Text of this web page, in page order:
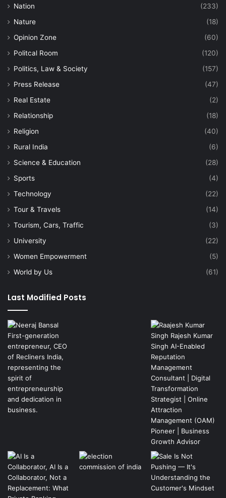
Nation
(233)
Nature
(18)
Opinion Zone
(60)
Politcal Room
(120)
Politics, Law & Society
(157)
Press Release
(47)
Real Estate
(2)
Relationship
(18)
Religion
(40)
Rural India
(6)
Science & Education
(28)
Sports
(4)
Technology
(22)
Tour & Travels
(14)
Tourism, Cars, Traffic
(3)
University
(22)
Women Empowerment
(5)
World by Us
(61)
Last Modified Posts